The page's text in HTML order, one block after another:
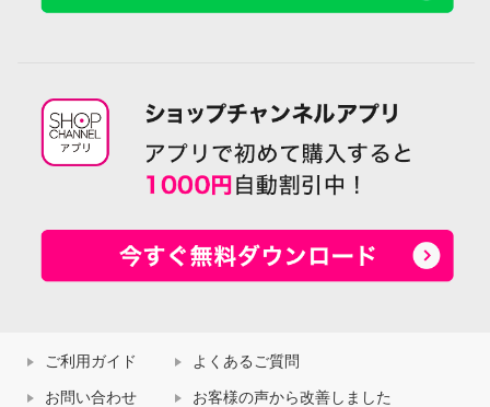
ご利用ガイド よくあるご質問
お問い合わせ お客様の声から改善しました